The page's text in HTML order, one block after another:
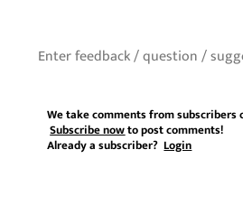
We take comments from subscribers
Subscribe nowto post comments!
Already a subscriber?Login